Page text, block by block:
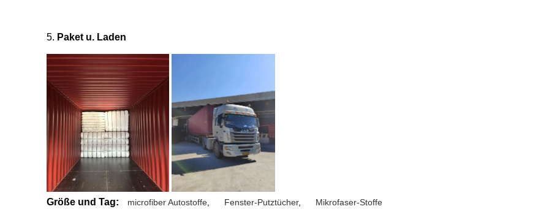
5. Paket u. Laden
Größe und Tag: microfiber Autostoffe Fenster-Putztücher, Mikrofaser-Stoffe